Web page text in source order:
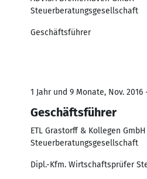
Steuerberatungsgesellschaft
Geschäftsführer
1 Jahr und 9 Monate, Nov. 2016
Geschäftsführer
ETL Grastorff & Kollegen GmbH
Steuerberatungsgesellschaft
Dipl.-Kfm. Wirtschaftsprüfer